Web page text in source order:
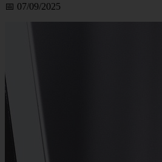
📅 07/09/2025